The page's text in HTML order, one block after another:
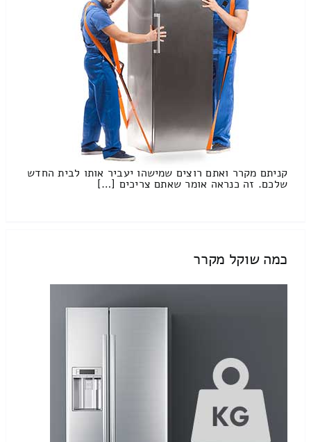
קניתם מקרר ואתם רוצים שמישהו יעביר אותו לבית החדש
שלכם. זה כנראה אומר שאתם צריכים […]
כמה שוקל מקרר